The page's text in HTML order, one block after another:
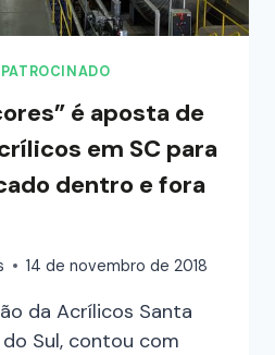
PATROCINADO
é aposta de
em SC para
dentro e fora
14 de novembro de 2018
da Acrílicos Santa
Sul, contou com